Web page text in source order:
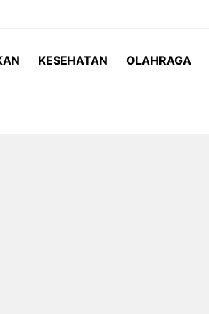
KESEHATAN OLAHRAGA